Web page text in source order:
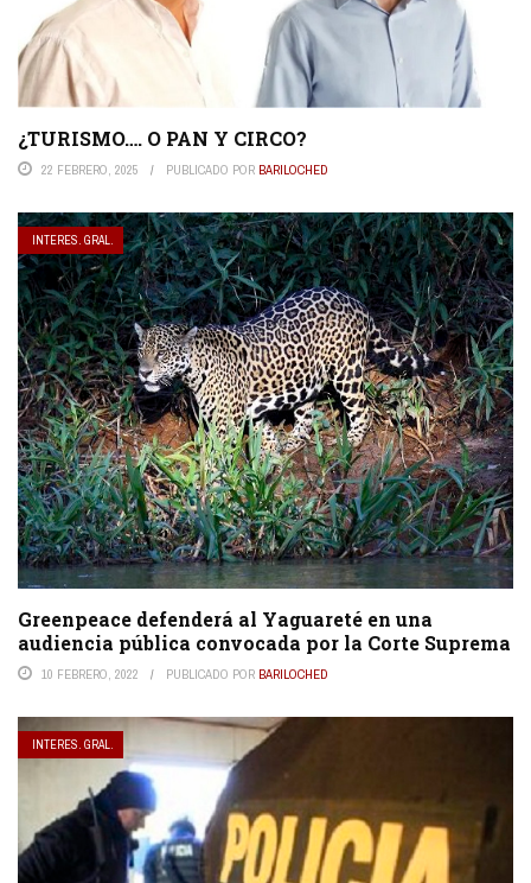
¿TURISMO…. O PAN Y CIRCO?
22 FEBRERO, 2025 PUBLICADO POR BARILOCHED
INTERES. GRAL.
Greenpeace defenderá al Yaguareté en una
audiencia pública convocada por la Corte Suprema
10 FEBRERO, 2022 PUBLICADO POR BARILOCHED
INTERES. GRAL.